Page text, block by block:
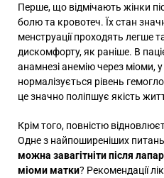
Перше, що відмічають жінки
болю та кровотеч. Їх стан
менструації проходять легше
дискомфорту, як раніше. В
анамнезі анемію через міоми,
нормалізується рівень
це значно поліпшує якість
Крім того, повністю
Одне з найпоширеніших
можна завагітніти після
міоми матки? Рекомендації